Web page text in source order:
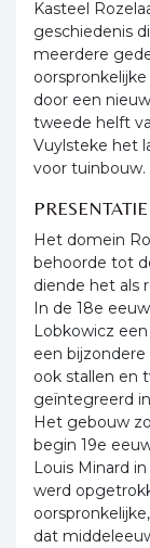
Kasteel
geschiedenis
meerdere
door een
tweede helft
Vuylsteke het
voor tuinbouw.
PRESENTATIE
Het domein
behoorde tot
diende het als
In de 18e
Lobkowicz
een
ook stallen en
geïntegreerd
Het gebouw
begin 19e
Louis Minard
werd
dat